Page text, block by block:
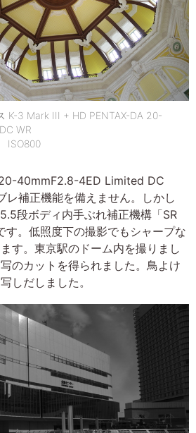
K-3 Mark III + HD PENTAX-DA 20-
WR
40mmF2.8-4ED Limited DC
レ補正機能を備えません。しかし
段ボディ内手ぶれ補正機構「SR
す。低照度下の撮影でもシャープな
す。東京駅のドーム内を撮りまし
のカットを得られました。鳥よけ
しだしました。